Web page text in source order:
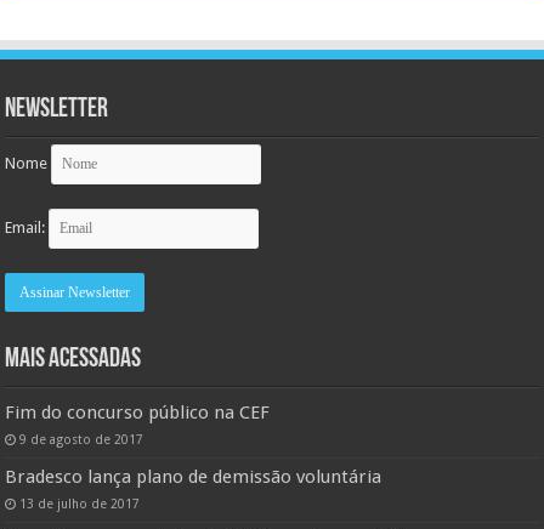
Newsletter
Nome
Email:
MAIS ACESSADAS
Fim do concurso público na CEF
9 de agosto de 2017
Bradesco lança plano de demissão voluntária
13 de julho de 2017